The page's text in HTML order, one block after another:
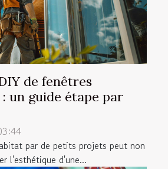
de fenêtres
un guide étape par
par de petits projets peut non
l'esthétique d'une...